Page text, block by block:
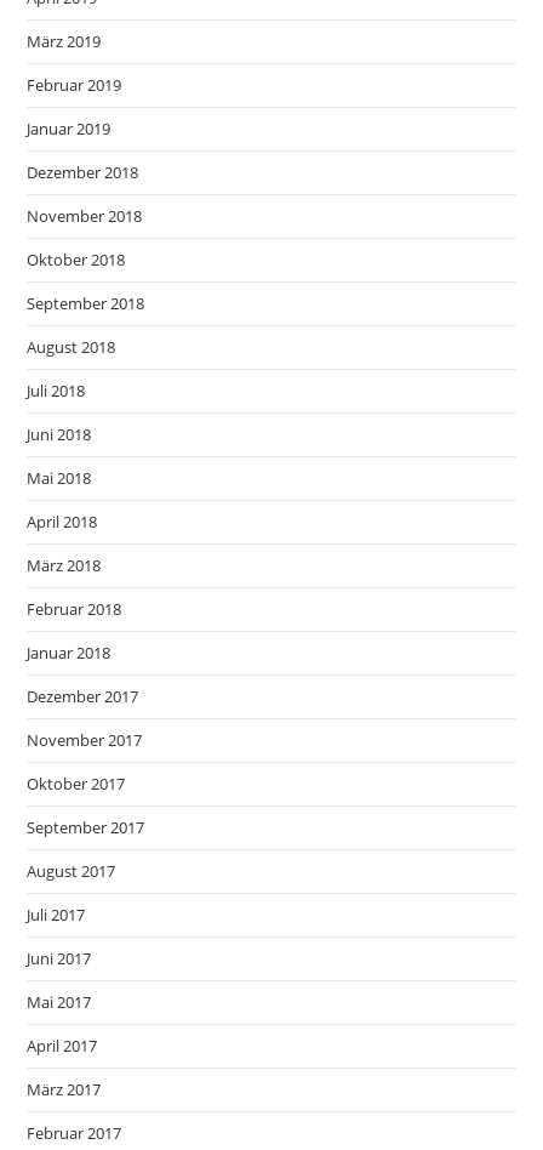
März 2019
Februar 2019
Januar 2019
Dezember 2018
November 2018
Oktober 2018
September 2018
August 2018
Juli 2018
Juni 2018
Mai 2018
April 2018
März 2018
Februar 2018
Januar 2018
Dezember 2017
November 2017
Oktober 2017
September 2017
August 2017
Juli 2017
Juni 2017
Mai 2017
April 2017
März 2017
Februar 2017